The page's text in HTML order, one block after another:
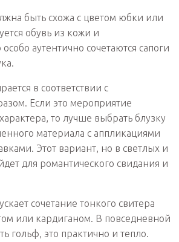
быть схожа с цветом юбки или
обувь из кожи и
аутентично сочетаются сапоги
в соответствии с
Если это мероприятие
то лучше выбрать блузку
материала с аппликациями
Этот вариант, но в светлых и
для романтического свидания и
сочетание тонкого свитера
или кардиганом. В повседневной
гольф, это практично и тепло.